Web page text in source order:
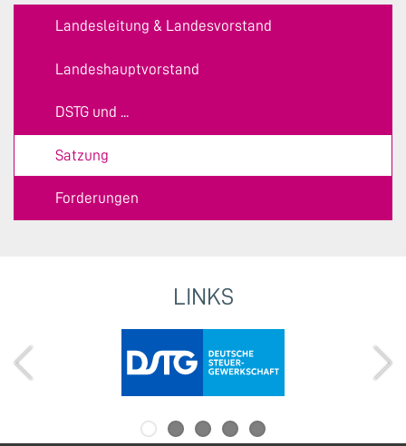
Landesleitung & Landesvorstand
Landeshauptvorstand
DSTG und ...
Satzung
Forderungen
LINKS